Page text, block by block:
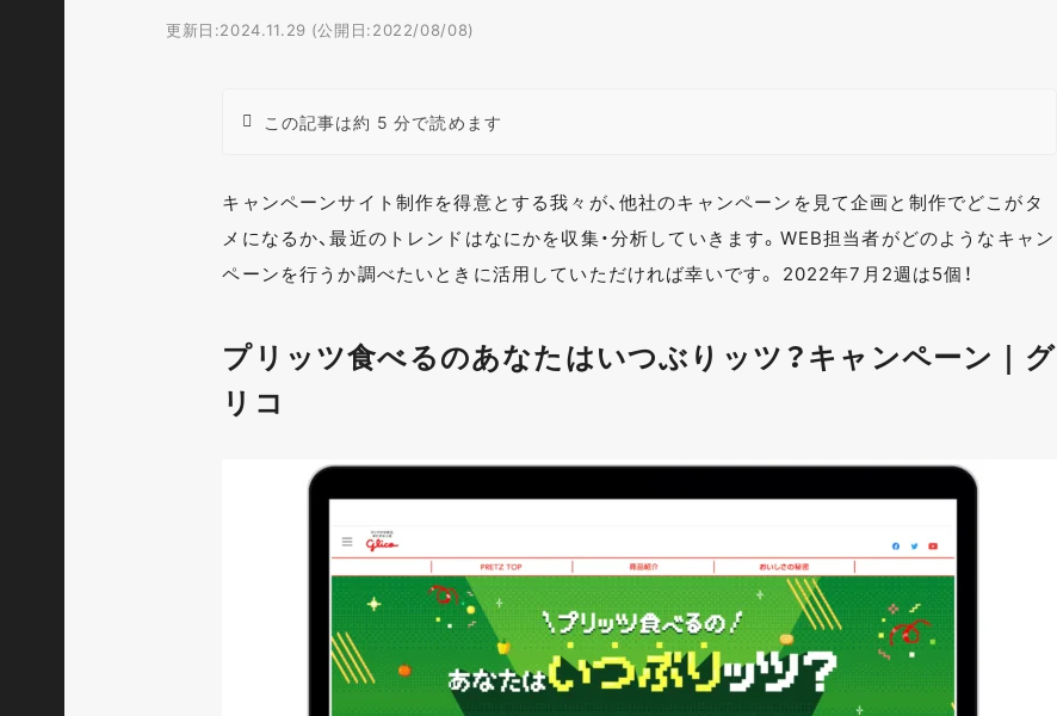
更新日:2024.11.29 (公開日:2022/08/08)
この記事は約 5 分で読めます
キャンペーンサイト制作を得意とする我々が、他社のキャンペーンを見て企画と制作でどこがタ
メになるか、最近のトレンドはなにかを収集・分析していきます。WEB担当者がどのようなキャン
ペーンを行うか調べたいときに活用していただければ幸いです。 2022年7月2週は5個！
プリッツ食べるのあなたはいつぶりッツ？キャンペーン｜グ
リコ